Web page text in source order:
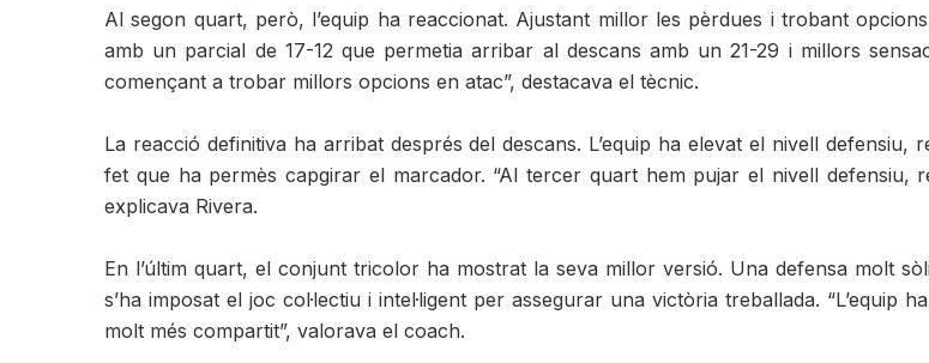
Al segon quart, però, l’equip ha reaccionat. Ajustant millor les pèrdues i trobant
amb un parcial de 17-12 que permetia arribar al descans amb un 21-29 i millors
començant a trobar millors opcions en atac”, destacava el tècnic.
La reacció definitiva ha arribat després del descans. L’equip ha elevat el nivell
fet que ha permès capgirar el marcador. “Al tercer quart hem pujar el nivell defensiu,
explicava Rivera.
En l’últim quart, el conjunt tricolor ha mostrat la seva millor versió. Una defensa molt
s’ha imposat el joc col·lectiu i intel·ligent per assegurar una victòria treballada.
molt més compartit”, valorava el coach.